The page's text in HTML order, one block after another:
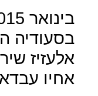
בסעודיה
אלעזיז
אחיו